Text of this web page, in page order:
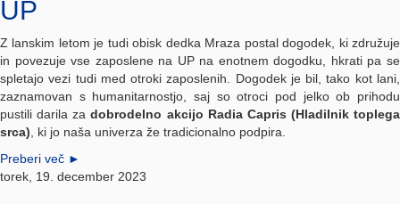
UP
Z lanskim letom je tudi obisk dedka Mraza postal dogodek, ki združuje
in povezuje vse zaposlene na UP na enotnem dogodku, hkrati pa se
spletajo vezi tudi med otroki zaposlenih. Dogodek je bil, tako kot lani,
zaznamovan s humanitarnostjo, saj so otroci pod jelko ob prihodu
pustili darila zadobrodelno akcijo Radia Capris (Hladilnik toplega
srca) , ki jo naša univerza že tradicionalno podpira.
Preberi več ►
torek, 19. december 2023